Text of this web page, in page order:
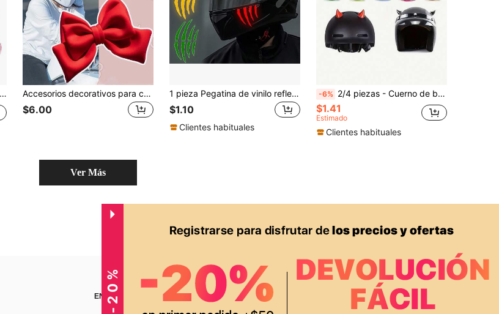
Accesorios decorativos para casco - Lazo grande, adecuado para motocicletas, vehículos eléctricos, ciclomotores, scooters
$6.00
1 pieza Pegatina de vinilo reflectante con diseño de garra de monstruo - Material de PVC resistente al agua, durable, adecuado para casco de motocicleta, coche, scooter, etc. - Decoración DIY de moda, color neón, pegatina para motocicleta
$1.10
Clientes habituales
-6% 2/4 piezas - Cuerno de becerro creativo para casco de scooter eléctrico y motocicleta - Iluminación redonda retro, accesorios multiusos de ventosa roja y azul, de TPU duradero, piezas de motocicleta
$1.41
Estimado
Clientes habituales
Ver Más
ENCUÉNTRANOS EN APP